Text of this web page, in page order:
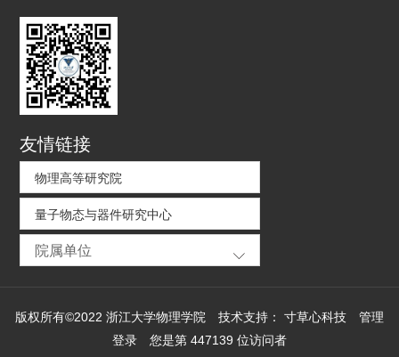
友情链接
物理高等研究院
量子物态与器件研究中心
院属单位
版权所有©2022 浙江大学物理学院 技术支持： 寸草心科技
管理
登录
您是第 447139 位访问者